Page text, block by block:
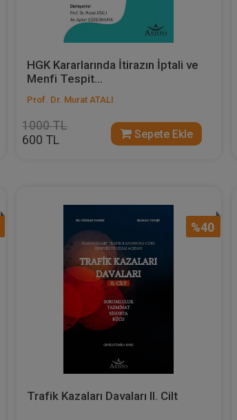
HGK Kararlarında İtirazın İptali ve
Menfi Tespit...
Prof. Dr. Murat ATALI
1000 TL
600 TL Sepete Ekle
%40
Trafik Kazaları Davaları II. Cilt